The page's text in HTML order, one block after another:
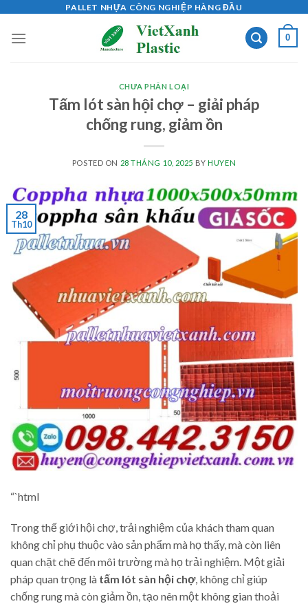
content
PALLET NHỰA CÔNG NGHIỆP HÀNG ĐẦU
0
CHƯA PHÂN LOẠI
Tấm lót sàn hội chợ – giải pháp
chống rung, giảm ồn
POSTED ON 28 THÁNG 10, 2025 BYHUYEN
28
Th10
“`html
Trong thế giới hội chợ, trải nghiệm của khách tham quan
không chỉ phụ thuộc vào sản phẩm mà họ thấy, mà còn liên
quan chặt chẽ đến môi trường mà họ trải nghiệm. Một giải
pháp quan trọng là tấm lót sàn hội chợ, không chỉ giúp
chống rung mà còn giảm ồn, tạo nên một không gian thoải